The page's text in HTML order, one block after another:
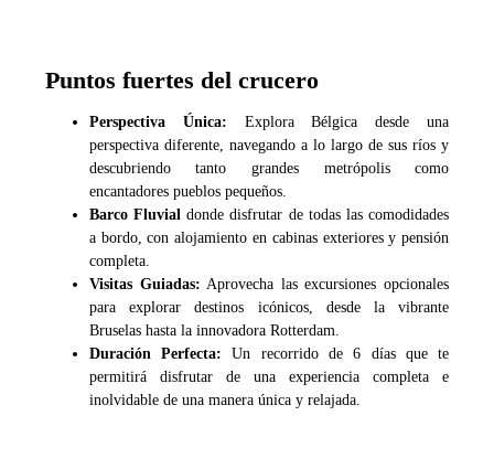
Puntos fuertes del crucero
Perspectiva Única: Explora Bélgica desde una
perspectiva diferente, navegando a lo largo de sus ríos y
descubriendo tanto grandes metrópolis como
encantadores pueblos pequeños.
Barco Fluvialdonde disfrutar de todas las comodidades
a bordo, con alojamiento en cabinas exteriores y pensión
completa.
Visitas Guiadas: Aprovecha las excursiones opcionales
para explorar destinos icónicos, desde la vibrante
Bruselas hasta la innovadora Rotterdam.
Duración Perfecta: Un recorrido de 6 días que te
permitirá disfrutar de una experiencia completa e
inolvidable de una manera única y relajada.